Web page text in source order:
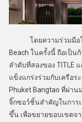
โดยความร่วมมือ
Beach ในครั้งนี้ ถือเป็
ลำดับที่สองของ TITLE
แข็งแกร่งร่วมกับเครือร
Phuket Bangtao ที่ผ่า
จิ๊กซอว์ชิ้นสำคัญในการเ
ขึ้น เพื่อขยายขอบเขตจ